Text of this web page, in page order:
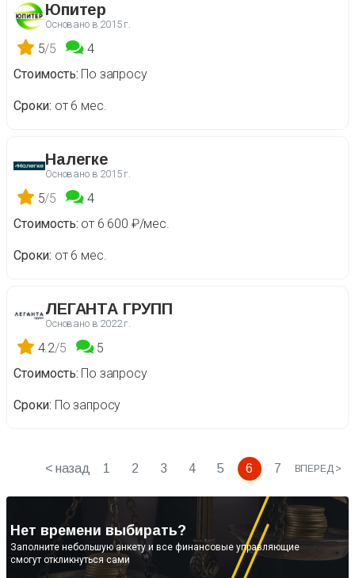
Юпитер
Основано в 2015 г.
5/5
4
Стоимость По запросу
Сроки от 6 мес.
Налегке
Основано в 2015 г.
5/5
4
Стоимость от 6 600 ₽/мес.
Сроки от 6 мес.
ЛЕГАНТА ГРУПП
Основано в 2022 г.
4.2/5
5
Стоимость По запросу
Сроки По запросу
< назад 1 2 3 4 5 6 7 ВПЕРЕД >
Нет времени выбирать?
Заполните небольшую анкету и все финансовые управляющие
смогут откликнуться сами